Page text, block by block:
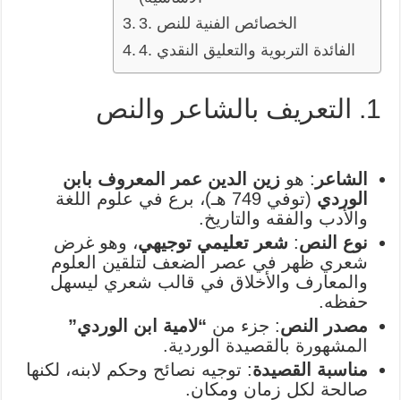
3. الخصائص الفنية للنص
4. الفائدة التربوية والتعليق النقدي
1. التعريف بالشاعر والنص
الشاعر : هوزين الدين عمر المعروف بابن
الوردي
(توفي 749 هـ)، برع في علوم اللغة
والأدب والفقه والتاريخ.
نوع النص: شعر تعليمي توجيهي، وهو غرض
شعري ظهر في عصر الضعف لتلقين العلوم
والمعارف والأخلاق في قالب شعري ليسهل
حفظه.
مصدر النص: جزء من “لامية ابن الوردي”
المشهورة بالقصيدة الوردية.
مناسبة القصيدة: توجيه نصائح وحكم لابنه، لكنها
صالحة لكل زمان ومكان.